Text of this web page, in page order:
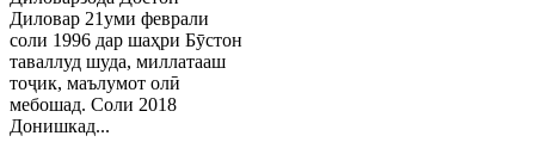
Диловар 21уми феврали
соли 1996 дар шаҳри Бӯстон
таваллуд шуда, миллатааш
тоҷик, маълумот олӣ
мебошад. Соли 2018
Донишкад...